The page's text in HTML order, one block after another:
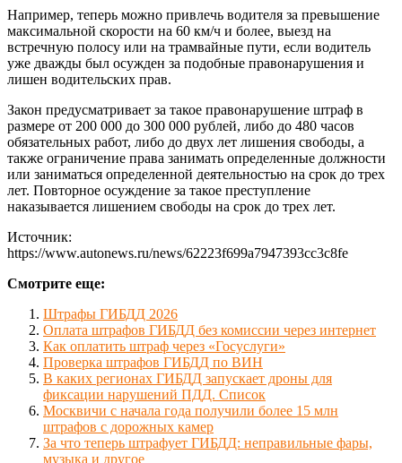
Например, теперь можно привлечь водителя за превышение
максимальной скорости на 60 км/ч и более, выезд на
встречную полосу или на трамвайные пути, если водитель
уже дважды был осужден за подобные правонарушения и
лишен водительских прав.
Закон предусматривает за такое правонарушение штраф в
размере от 200 000 до 300 000 рублей, либо до 480 часов
обязательных работ, либо до двух лет лишения свободы, а
также ограничение права занимать определенные должности
или заниматься определенной деятельностью на срок до трех
лет. Повторное осуждение за такое преступление
наказывается лишением свободы на срок до трех лет.
Источник:
https://www.autonews.ru/news/62223f699a7947393cc3c8fe
Смотрите еще:
Штрафы ГИБДД 2026
Оплата штрафов ГИБДД без комиссии через интернет
Как оплатить штраф через «Госуслуги»
Проверка штрафов ГИБДД по ВИН
В каких регионах ГИБДД запускает дроны для
фиксации нарушений ПДД. Список
Москвичи с начала года получили более 15 млн
штрафов с дорожных камер
За что теперь штрафует ГИБДД: неправильные фары,
музыка и другое